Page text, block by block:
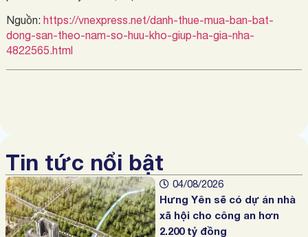
Nguồn: https://vnexpress.net/danh-thue-mua-ban-bat-
dong-san-theo-nam-so-huu-kho-giup-ha-gia-nha-
4822565.html
Tin tức nổi bật
04/08/2026
Hưng Yên sẽ có dự án nhà
xã hội cho công an hơn
2.200 tỷ đồng